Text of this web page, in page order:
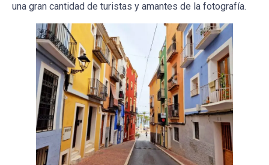
una gran cantidad de turistas y amantes de la fotografía.